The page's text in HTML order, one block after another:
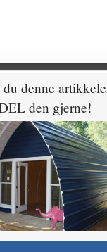
denne
den gjerne!